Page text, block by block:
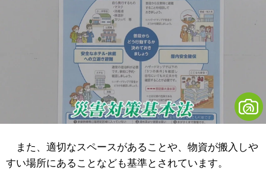
また、適切なスペースがあることや、物資が搬入しや
すい場所にあることなども基準とされています。